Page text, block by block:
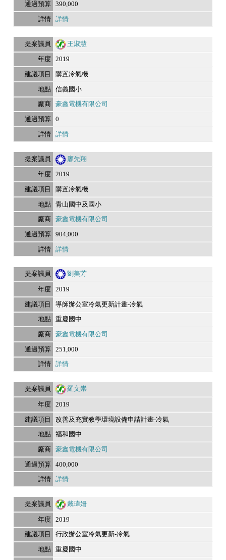
390,000
詳情
王淑慧
2019
購置冷氣機
信義國小
豪鑫電機有限公司
0
詳情
廖先翔
2019
購置冷氣機
青山國中及國小
豪鑫電機有限公司
904,000
詳情
劉美芳
2019
導師辦公室冷氣更新計畫-冷氣
重慶國中
豪鑫電機有限公司
251,000
詳情
羅文崇
2019
改善及充實教學環境設備申請計畫-冷氣
福和國中
豪鑫電機有限公司
400,000
詳情
戴瑋姍
2019
行政辦公室冷氣更新-冷氣
重慶國中